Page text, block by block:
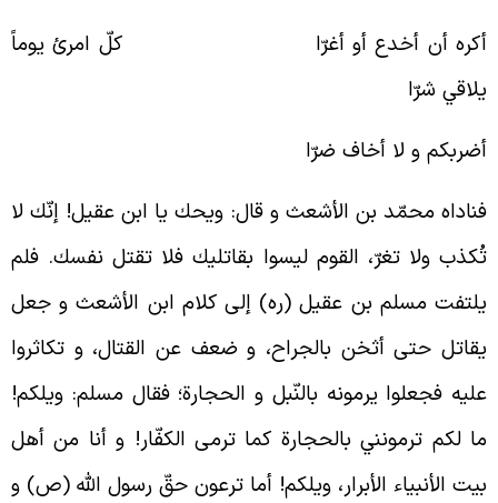
أن أخدع أو أغرّا كلّ امرئ يوماً
شرّا
و لا أخاف ضرّا
محمّد بن الأشعث و قال: ويحك يا ابن عقيل! إنّك لا
ولا تغرّ، القوم ليسوا بقاتليك فلا تقتل نفسك. فلم
مسلم بن عقيل (ره) إلى كلام ابن الأشعث و جعل
حتى أثخن بالجراح، و ضعف عن القتال، و تكاثروا
فجعلوا يرمونه بالنّبل و الحجارة؛ فقال مسلم: ويلكم!
لكم ترمونني بالحجارة كما ترمى الكفّار! و أنا من أهل
الأنبياء الأبرار، ويلكم! أما ترعون حقّ رسول الله (ص) و